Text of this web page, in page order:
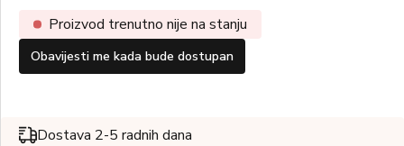
Proizvod trenutno nije na stanju
Obavijesti me kada bude dostupan
Dostava 2-5 radnih dana